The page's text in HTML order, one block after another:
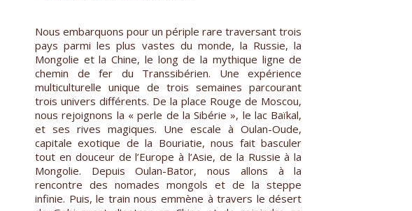
Nous embarquons pour un périple rare traversant trois
pays parmi les plus vastes du monde, la Russie, la
Mongolie et la Chine, le long de la mythique ligne de
chemin de fer du Transsibérien. Une expérience
multiculturelle unique de trois semaines parcourant
trois univers différents. De la place Rouge de Moscou,
nous rejoignons la « perle de la Sibérie », le lac Baïkal,
et ses rives magiques. Une escale à Oulan-Oude,
capitale exotique de la Bouriatie, nous fait basculer
tout en douceur de l’Europe à l’Asie, de la Russie à la
Mongolie. Depuis Oulan-Bator, nous allons à la
rencontre des nomades mongols et de la steppe
infinie. Puis, le train nous emmène à travers le désert